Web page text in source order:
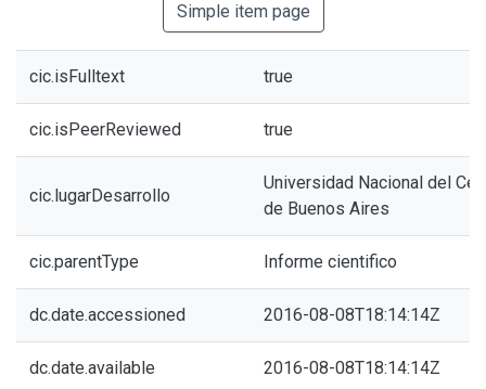
Simple item page
cic.isFulltext true
cic.isPeerReviewed true
cic.lugarDesarrollo
Universidad Nacional del
de Buenos Aires
cic.parentType Informe cientifico
dc.date.accessioned 2016-08-08T18:14:14Z
dc.date.available 2016-08-08T18:14:14Z